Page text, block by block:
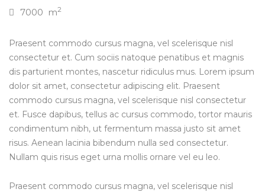
7000 m2
Praesent commodo cursus magna, vel scelerisque nisl
consectetur et. Cum sociis natoque penatibus et magnis
dis parturient montes, nascetur ridiculus mus. Lorem ipsum
dolor sit amet, consectetur adipiscing elit. Praesent
commodo cursus magna, vel scelerisque nisl consectetur
et. Fusce dapibus, tellus ac cursus commodo, tortor mauris
condimentum nibh, ut fermentum massa justo sit amet
risus. Aenean lacinia bibendum nulla sed consectetur.
Nullam quis risus eget urna mollis ornare vel eu leo.
Praesent commodo cursus magna, vel scelerisque nisl